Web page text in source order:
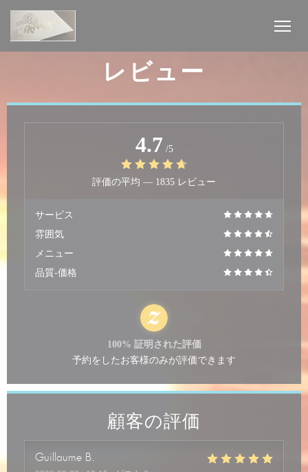
レビュー
顧客の評価
Guillaume B
4.7 /5
評価の平均 — 1835 レビュー
サービス
雰囲気
メニュー
品質-価格
100% 証明された評価
予約をしたお客様のみが評価できます